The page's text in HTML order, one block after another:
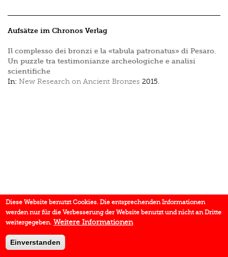
Aufsätze im Chronos Verlag
Il complesso dei bronzi e la «tabula patronatus» di Pesaro.
Un puzzle tra testimonianze archeologiche e analisi
scientifiche
In: New Research on Ancient Bronzes 2015.
Diese Website benutzt Cookies. Die entsprechenden Informationen
werden nur für die Verbesserung der Website benutzt und nicht an Dritte
weitergegeben. Weitere Informationen
Einverstanden